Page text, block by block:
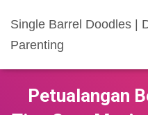
Single Barrel Doodles |
Parenting
Petualangan